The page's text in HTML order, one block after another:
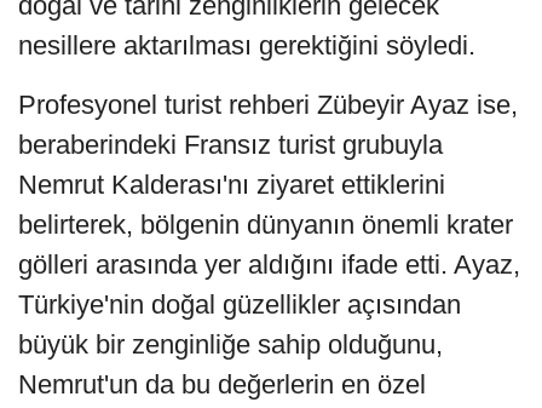
nesillere aktarılması gerektiğini söyledi.
Profesyonel turist rehberi Zübeyir Ayaz ise,
beraberindeki Fransız turist grubuyla
Nemrut Kalderası'nı ziyaret ettiklerini
belirterek, bölgenin dünyanın önemli krater
gölleri arasında yer aldığını ifade etti. Ayaz,
Türkiye'nin doğal güzellikler açısından
büyük bir zenginliğe sahip olduğunu,
Nemrut'un da bu değerlerin en özel